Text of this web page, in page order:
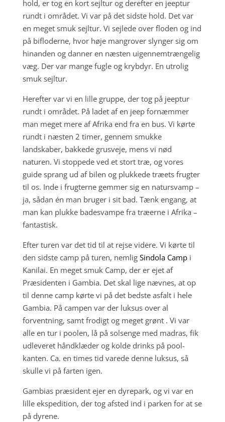
hold, er tog en kort sejltur og derefter en jeeptur
rundt i området. Vi var på det sidste hold. Det var
en meget smuk sejltur. Vi sejlede over floden og ind
på bifloderne, hvor høje mangrover slynger sig om
hinanden og danner en næsten uigennemtrængelig
væg. Der var mange fugle og krybdyr. En utrolig
smuk sejltur.
Herefter var vi en lille gruppe, der tog på jeeptur
rundt i området. På ladet af en jeep fornæmmer
man meget mere af Afrika end fra en bus. Vi kørte
rundt i næsten 2 timer, gennem smukke
landskaber, bakkede grusveje, mens vi nød
naturen. Vi stoppede ved et stort træ, og vores
guide sprang ud af bilen og plukkede træets frugter
til os. Inde i frugterne gemmer sig en natursvamp –
ja, sådan én man bruger i sit bad. Tænk engang, at
man kan plukke badesvampe fra træerne i Afrika –
fantastisk.
Efter turen var det tid til at rejse videre. Vi kørte til
den sidste camp på turen, nemlig Sindola Camp i
Kanilai. En meget smuk Camp, der er ejet af
Præsidenten i Gambia. Det skal lige nævnes, at op
til denne camp kørte vi på det bedste asfalt i hele
Gambia. På campen var der luksus over al
forventning, samt frodigt og meget grønt . Vi var
alleen tur i poolen, lå på solsenge med madras, fik
udleveret håndklæder og kolde drinks på pool-
kanten. Ca. en times tid varede denne luksus, så
skulle vi på farten igen.
Gambias præsident ejer en dyrepark, og vi var en
lille ekspedition, der tog afsted ind i parken for at se
på dyrene.